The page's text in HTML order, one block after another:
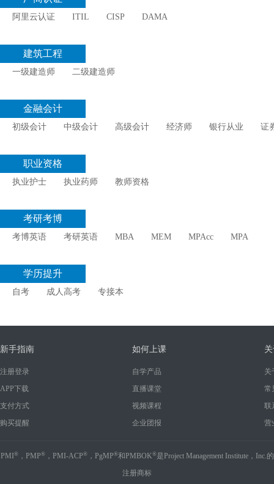
阿里云认证 ITIL CISP DAMA
建筑工程
一级建造师 二级建造师
金融会计
初级会计 中级会计 高级会计 经济师 银行从业 证
职业资格
执业护士 执业药师 教师资格
考研考博
考博英语 考研英语 MBA MEM MPAcc MPA
学历提升
自考 成人高考 专接本
新手指南
注册登录
APP下载
支付方式
购买提醒
如何上课
自学产品
直播课堂
视频课程
企业团报
关
常
联
营
PMI ®，PMP®，PMI-ACP®，PgMP®和PMBOK®是Project Management Institute，Inc.的
注册商标